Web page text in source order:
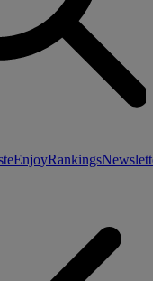
EnjoyRankings